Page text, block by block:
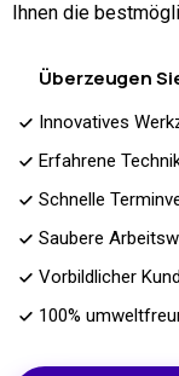
Ihnen die
Überzeugen
Innovatives
Erfahrene
Schnelle
Saubere
Vorbildlicher
100%